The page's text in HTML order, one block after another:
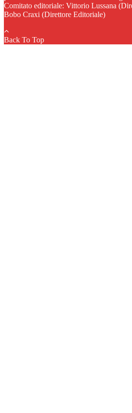
Comitato editoriale: Vittorio Lussana
Bobo Craxi (Direttore Editoriale)
Back To Top